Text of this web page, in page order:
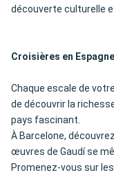
découverte culturelle
Croisières en Espagne
Chaque escale de votre
de découvrir la
pays fascinant.
À Barcelone,
œuvres de Gaudí se
Promenez-vous sur